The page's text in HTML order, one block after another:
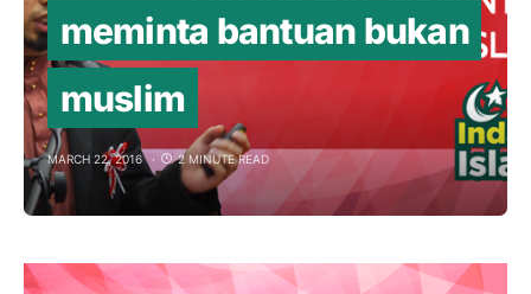
meminta bantuan bukan
muslim
MARCH 22, 2016 2 MINUTE READ